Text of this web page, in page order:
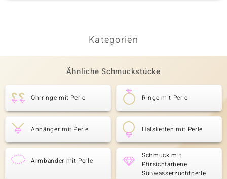
Kategorien
Ähnliche Schmuckstücke
Ohrringe mit Perle Ringe mit Perle
Anhänger mit Perle Halsketten mit Perle
Armbänder mit Perle
Schmuck mit
Pfirsichfarbene
Süßwasserzuchtperle